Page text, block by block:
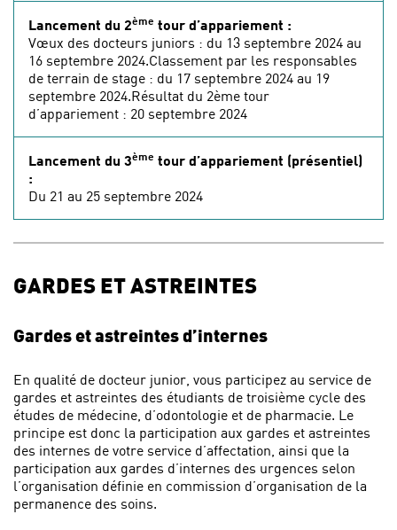
Lancement du 2ème tour d’appariement :
Vœux des docteurs juniors : du 13 septembre 2024 au
16 septembre 2024.Classement par les responsables
de terrain de stage : du 17 septembre 2024 au 19
septembre 2024.Résultat du 2ème tour
d’appariement : 20 septembre 2024
Lancement du 3ème tour d’appariement (présentiel)
:
Du 21 au 25 septembre 2024
GARDES ET ASTREINTES
Gardes et astreintes d’internes
En qualité de docteur junior, vous participez au service de
gardes et astreintes des étudiants de troisième cycle des
études de médecine, d’odontologie et de pharmacie. Le
principe est donc la participation aux gardes et astreintes
des internes de votre service d’affectation, ainsi que la
participation aux gardes d’internes des urgences selon
l’organisation définie en commission d’organisation de la
permanence des soins.